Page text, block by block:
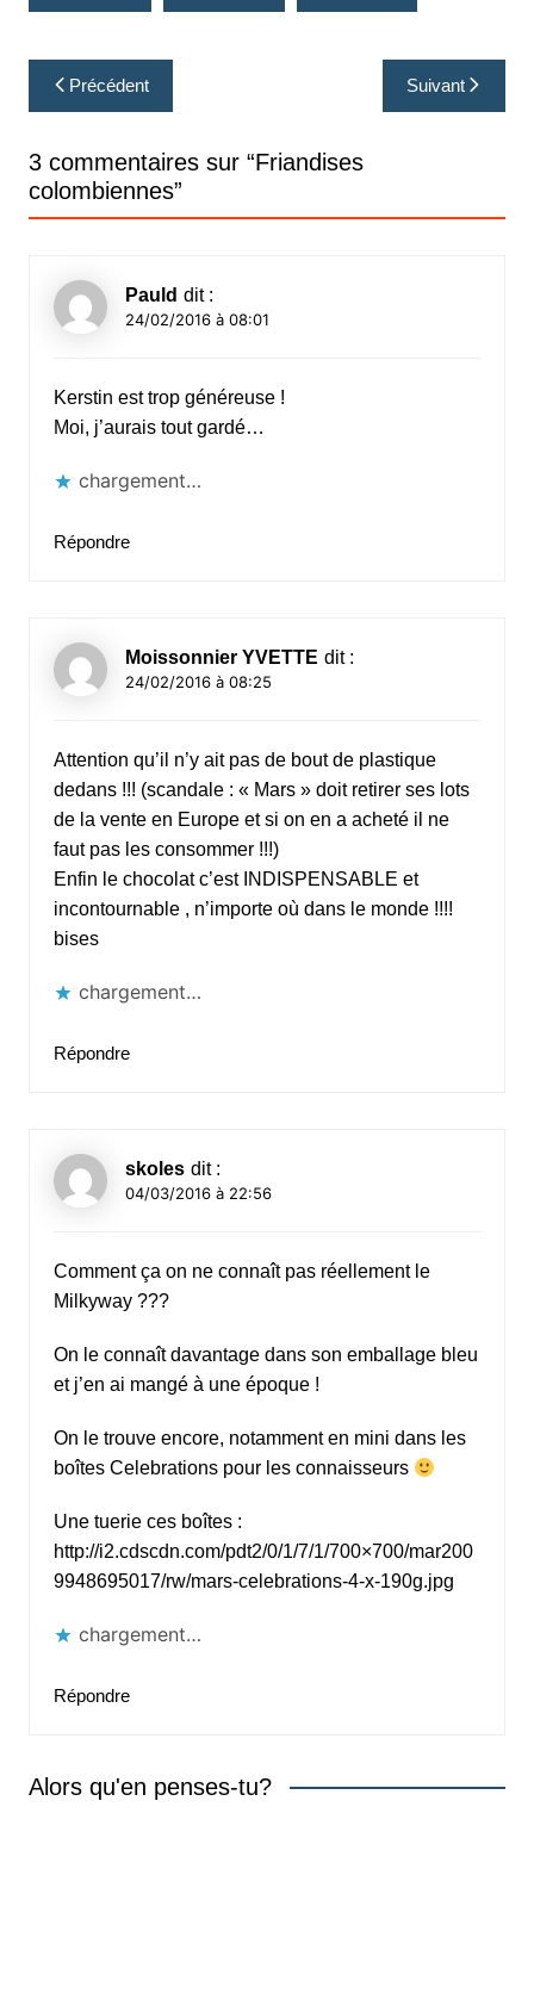
Navigation
de
l’article
Précédent Suivant
3 commentaires sur “Friandises
colombiennes”
Pauld dit :
24/02/2016 à 08:01
Kerstin est trop généreuse !
Moi, j’aurais tout gardé…
chargement…
Répondre
Moissonnier YVETTE dit :
24/02/2016 à 08:25
Attention qu’il n’y ait pas de bout de plastique
dedans !!! (scandale : « Mars » doit retirer ses lots
de la vente en Europe et si on en a acheté il ne
faut pas les consommer !!!)
Enfin le chocolat c’est INDISPENSABLE et
incontournable , n’importe où dans le monde !!!!
bises
chargement…
Répondre
skoles dit :
04/03/2016 à 22:56
Comment ça on ne connaît pas réellement le
Milkyway ???
On le connaît davantage dans son emballage bleu
et j’en ai mangé à une époque !
On le trouve encore, notamment en mini dans les
boîtes Celebrations pour les connaisseurs
Une tuerie ces boîtes :
http://i2.cdscdn.com/pdt2/0/1/7/1/700×700/mar200
9948695017/rw/mars-celebrations-4-x-190g.jpg
chargement…
Répondre
Alors qu'en penses-tu?